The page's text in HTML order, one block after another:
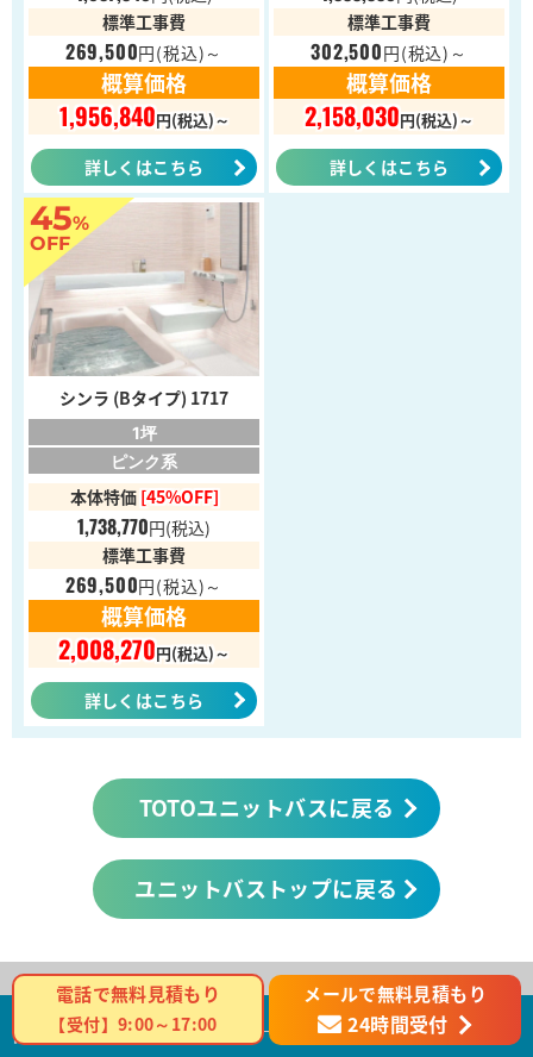
標準工事費
269,500円(税込)～
概算価格
1,956,840円(税込)～
詳しくはこちら
標準工事費
302,500円(税込)～
概算価格
2,158,030円(税込)～
詳しくはこちら
45%
OFF
シンラ (Bタイプ) 1717
1坪
ピンク系
本体特価 [45%OFF]
1,738,770円(税込)
標準工事費
269,500円(税込)～
概算価格
2,008,270円(税込)～
詳しくはこちら
TOTOユニットバスに戻る
ユニットバストップに戻る
商品カテゴリ
電話で無料見積もり
【受付】9:00～17:00
メールで無料見積もり
24時間受付